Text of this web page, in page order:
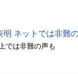
明 ネットでは非難
では非難の声も